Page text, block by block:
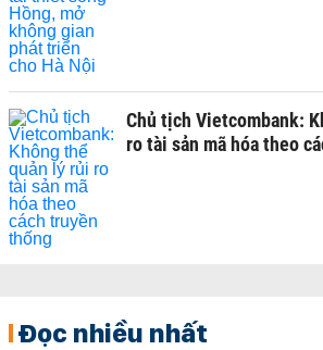
Chủ tịch Vietcombank:
ro tài sản mã hóa theo
Đọc nhiều nhất